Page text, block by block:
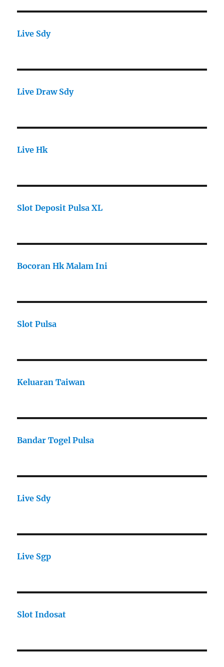
Live Sdy
Live Draw Sdy
Live Hk
Slot Deposit Pulsa XL
Bocoran Hk Malam Ini
Slot Pulsa
Keluaran Taiwan
Bandar Togel Pulsa
Live Sdy
Live Sgp
Slot Indosat